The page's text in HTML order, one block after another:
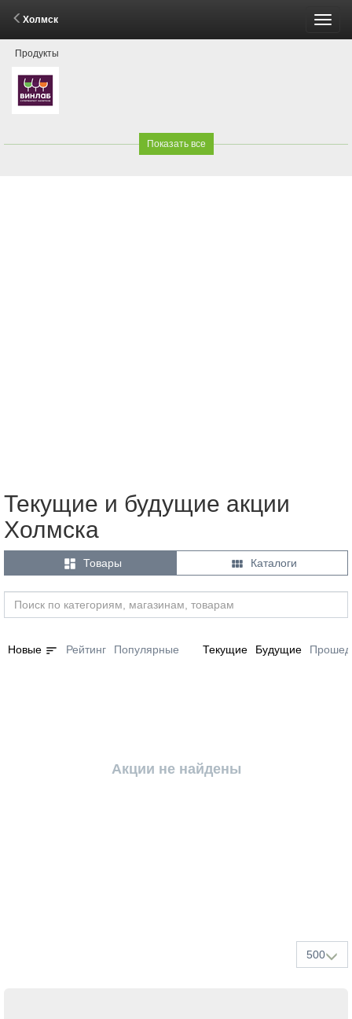
Холмск
Продукты
Показать все
Текущие и будущие акции
Холмска
 Товары  Каталоги
Новые sort Рейтинг Популярные Текущие Будущие
Акции не найдены
500